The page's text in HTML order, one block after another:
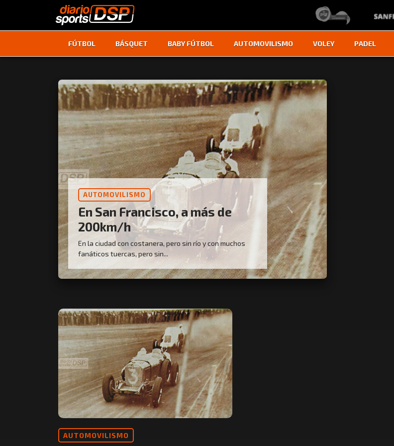
FÚTBOL BÁSQUET BABY FÚTBOL AUTOMOVILISMO VOLEY PADEL
AUTOMOVILISMO
En San Francisco, a más de
200km/h
En la ciudad con costanera, pero sin río y con muchos
fanáticos tuercas, pero sin...
AUTOMOVILISMO